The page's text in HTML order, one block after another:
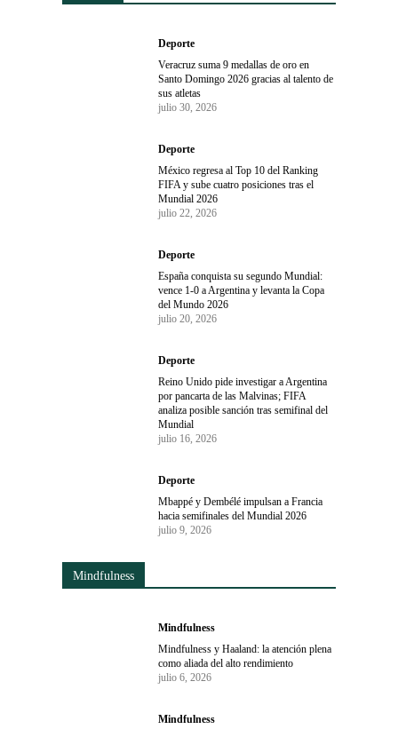
Deporte
Veracruz suma 9 medallas de oro en
Santo Domingo 2026 gracias al talento de
sus atletas
julio 30, 2026
Deporte
México regresa al Top 10 del Ranking
FIFA y sube cuatro posiciones tras el
Mundial 2026
julio 22, 2026
Deporte
España conquista su segundo Mundial:
vence 1-0 a Argentina y levanta la Copa
del Mundo 2026
julio 20, 2026
Deporte
Reino Unido pide investigar a Argentina
por pancarta de las Malvinas; FIFA
analiza posible sanción tras semifinal del
Mundial
julio 16, 2026
Deporte
Mbappé y Dembélé impulsan a Francia
hacia semifinales del Mundial 2026
julio 9, 2026
Mindfulness
Mindfulness
Mindfulness y Haaland: la atención plena
como aliada del alto rendimiento
julio 6, 2026
Mindfulness